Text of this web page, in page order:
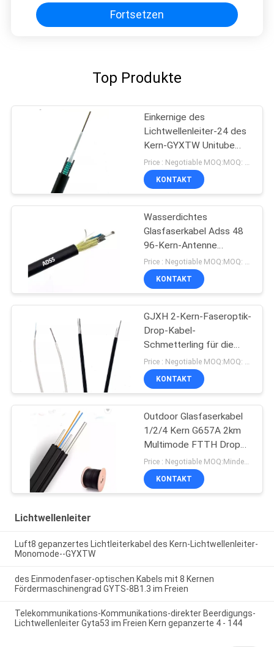
Fortsetzen
Top Produkte
Einkernige des
Lichtwellenleiter-24 des
Kern-GYXTW Unitube
paralleler Stahldraht
Stärke-des
Mitgliedszwei
KONTAKT
Wasserdichtes
Glasfaserkabel Adss 48
96-Kern-Antenne
Singlemode
100/200/300 m
Spannweite
Price : Negotiable MOQ:MOQ: 1000meter
KONTAKT
GJXH 2-Kern-Faseroptik-
Drop-Kabel-
Schmetterling für die
im Innenbereich
Price : Negotiable MOQ:MOQ: 1000meter
KONTAKT
Outdoor Glasfaserkabel
1/2/4 Kern G657A 2km
Multimode FTTH Drop
Cable GJYXCH
KONTAKT
Lichtwellenleiter
Luft8 gepanzertes Lichtleiterkabel des Kern-Lichtwellenleiter-
Monomode--GYXTW
des Einmodenfaser-optischen Kabels mit 8 Kernen
Fördermaschinengrad GYTS-8B1.3 im Freien
Telekommunikations-Kommunikations-direkter Beerdigungs-
Lichtwellenleiter Gyta53 im Freien Kern gepanzerte 4 - 144